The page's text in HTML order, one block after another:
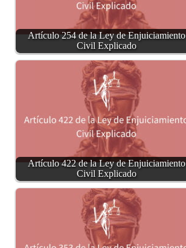
Artículo 254 de la Ley de Enjuiciamiento
Civil Explicado
Artículo 422 de la Ley de Enjuiciamiento
Civil Explicado